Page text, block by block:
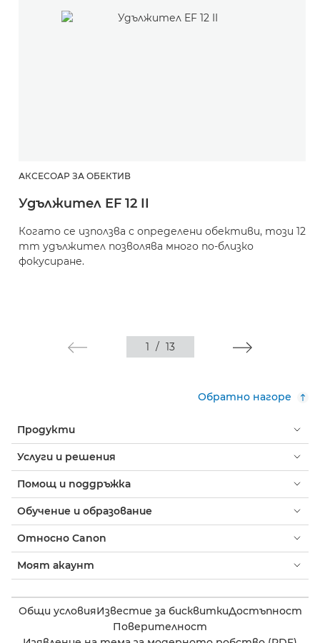
АКСЕСОАР ЗА ОБЕКТИВ
Удължител EF 12 II
Когато се използва с определени обективи, този 12
mm удължител позволява много по-близко
фокусиране.
1 / 13
Обратно нагоре
Продукти
Услуги и решения
Помощ и поддръжка
Обучение и образование
Относно Canon
Моят акаунт
Общи условияИзвестие за бисквиткиДостъпност
Поверителност